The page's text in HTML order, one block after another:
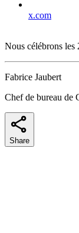
x.com
Nous célébrons les
Fabrice Jaubert
Chef de bureau de
Share